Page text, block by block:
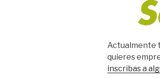
Actualmente
quieres
inscribas a